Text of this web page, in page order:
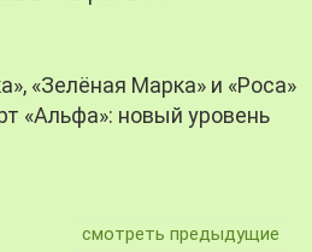
«Зелёная Марка» и «Роса»
«Альфа»: новый уровень
смотреть предыдущие